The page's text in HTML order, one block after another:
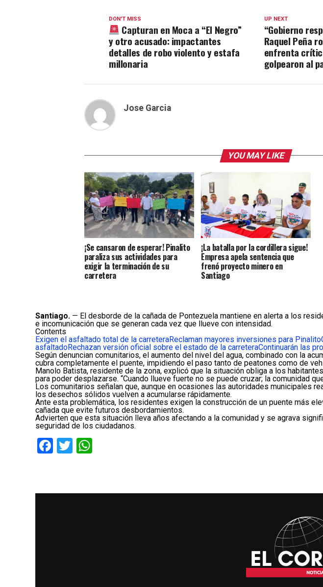
UP NEXT
“Gobierno
Raquel Peña
enfrenta
golpearon al
DON'T MISS
Capturan en Moca a “El Negro”
y otro acusado: impactantes
detalles de robo violento y estafa
millonaria
Jose Garcia
YOU MAY LIKE
¡Se cansaron de esperar! Pinalito
paraliza sus actividades para
exigir la terminación de su
carretera
¡La batalla por la cordillera sigue!
Empresa apela sentencia que
frenó proyecto minero en
Santiago
Santiago. — El desborde de la cañada de Pontezuela mantiene en alerta a los
e incomunicación que se generan cada vez que llueve con intensidad.
Contents
Exigen el asfaltado total de la carreteraReclaman mayores inversiones para Pinalito
asfaltadoRechazan versión oficial sobre el estado de la carreteraContinuarán las
Según denuncian comunitarios, el aumento del nivel del agua, combinado con la
cubra completamente el puente, impidiendo el paso tanto de peatones como de
Manolo Batista, residente de la zona, explicó que la situación obliga a los
para poder desplazarse. “Cuando llueve fuerte no se puede cruzar; la comunidad
Los comunitarios señalan que, aunque en ocasiones las autoridades municipales
los desechos sólidos vuelven a acumularse rápidamente.
Ante esta problemática, los residentes exigen la construcción de un puente más
cañada que evite futuros desbordamientos.
Advierten que esta situación lleva años afectando a la comunidad y se agrava
seguridad de los ciudadanos.
Facebook
Twitter